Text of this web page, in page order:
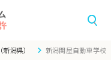
潟県） 新潟関屋自動車学校